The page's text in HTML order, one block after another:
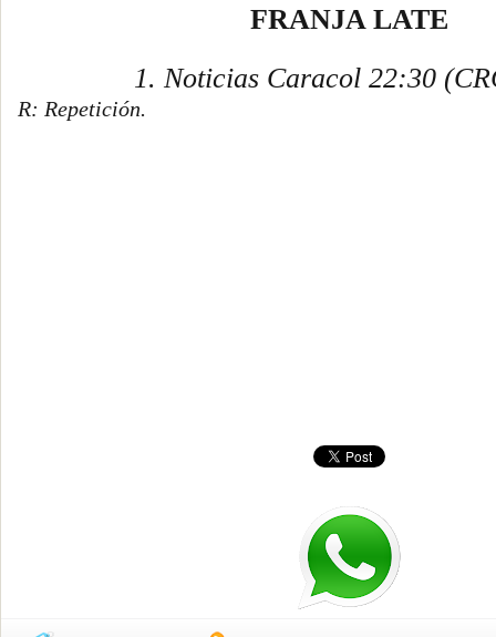
FRANJA LATE
1. Noticias Caracol 22:30
R: Repetición.